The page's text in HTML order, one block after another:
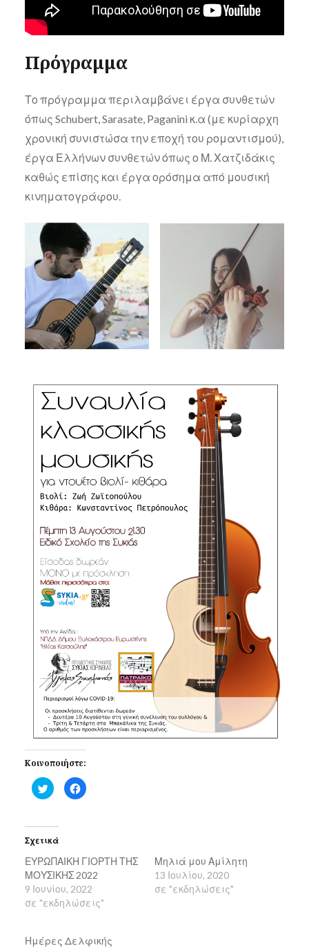
Πρόγραμμα
Το πρόγραμμα περιλαμβάνει έργα συνθετών
όπως Schubert, Sarasate, Paganini κ.α (με κυρίαρχη
χρονική συνιστώσα την εποχή του ρομαντισμού),
έργα Ελλήνων συνθετών όπως ο Μ. Χατζιδάκις
καθώς επίσης και έργα ορόσημα από μουσική
κινηματογράφου.
Κοινοποιήστε:
Κλικ
για
κοινοποίηση
σε
νέο
παράθυρο)
Πατήστε
για
Σχετικά
ΕΥΡΩΠΑΙΚΗ ΓΙΟΡΤΗ ΤΗΣ
ΜΟΥΣΙΚΗΣ 2022
9 Ιουνίου, 2022
σε "εκδηλώσεις"
Μηλιά μου Αμίλητη
13 Ιουλίου, 2020
σε "εκδηλώσεις"
Ημέρες Δελφικής